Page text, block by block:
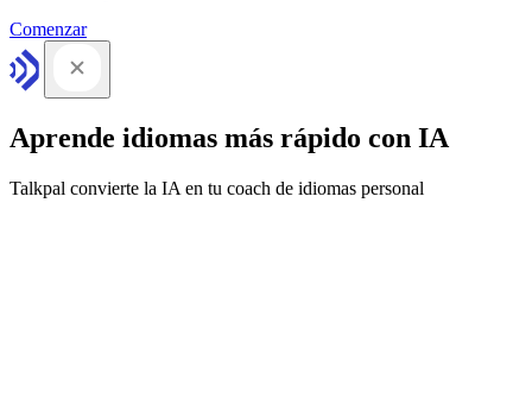
Comenzar
Aprende idiomas más rápido con IA
Talkpal convierte la IA en tu coach de idiomas personal